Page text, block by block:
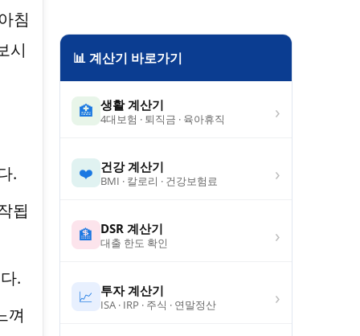
침
시
.
됩
.
껴
📊 계산기 바로가기
🏥 생활 계산기
4대보험 · 퇴직금 · 육아휴직 ›
❤️ 건강 계산기
BMI · 칼로리 · 건강보험료 ›
🏦 DSR 계산기
대출 한도 확인 ›
📈 투자 계산기
ISA · IRP · 주식 · 연말정산 ›